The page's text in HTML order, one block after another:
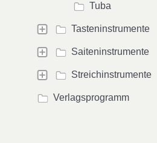
Tuba
Tasteninstrumente
Saiteninstrumente
Streichinstrumente
Verlagsprogramm